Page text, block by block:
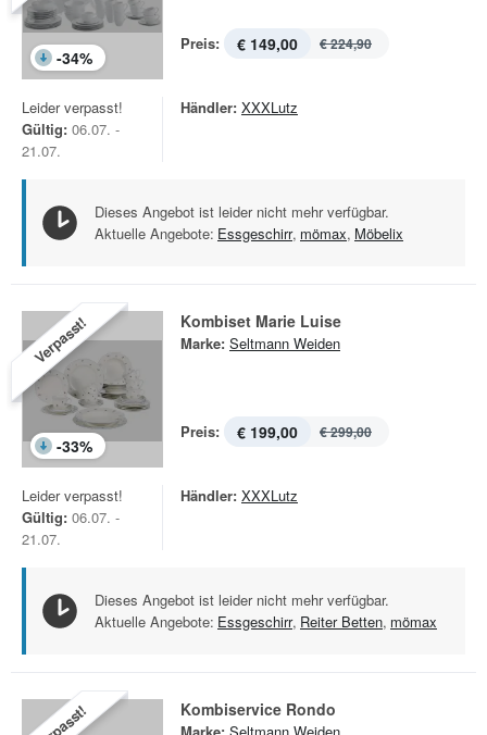
-34%
Preis: € 149,00 € 224,90
Leider verpasst!
Gültig: 06.07. -
21.07.
Händler: XXXLutz
Dieses Angebot ist leider nicht mehr verfügbar.
Aktuelle Angebote: Essgeschirr, mömax, Möbelix
Verpasst!
-33%
Kombiset Marie Luise
Marke: Seltmann Weiden
Preis: € 199,00 € 299,00
Leider verpasst!
Gültig: 06.07. -
21.07.
Händler: XXXLutz
Dieses Angebot ist leider nicht mehr verfügbar.
Aktuelle Angebote: Essgeschirr, Reiter Betten, mömax
Kombiservice Rondo